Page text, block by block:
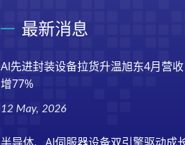
最新消息
AI先进封装设备拉货升温旭东4月营收
增77%
12 May, 2026